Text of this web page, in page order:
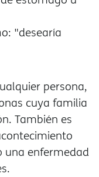
"desearía
persona,
cuya familia
También es
una enfermedad